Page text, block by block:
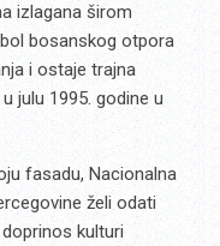
izlagana širom
bosanskog otpora
i ostaje trajna
julu 1995. godine u
fasadu, Nacionalna
želi odati
kulturi